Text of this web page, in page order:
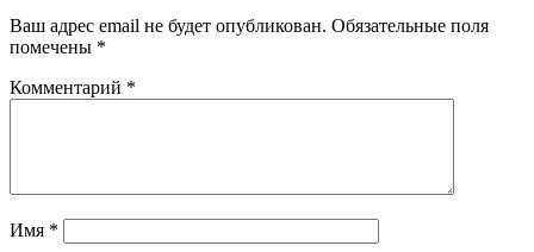
Ваш адрес email не будет опубликован. Обязательные поля
помечены *
Комментарий *
Имя *